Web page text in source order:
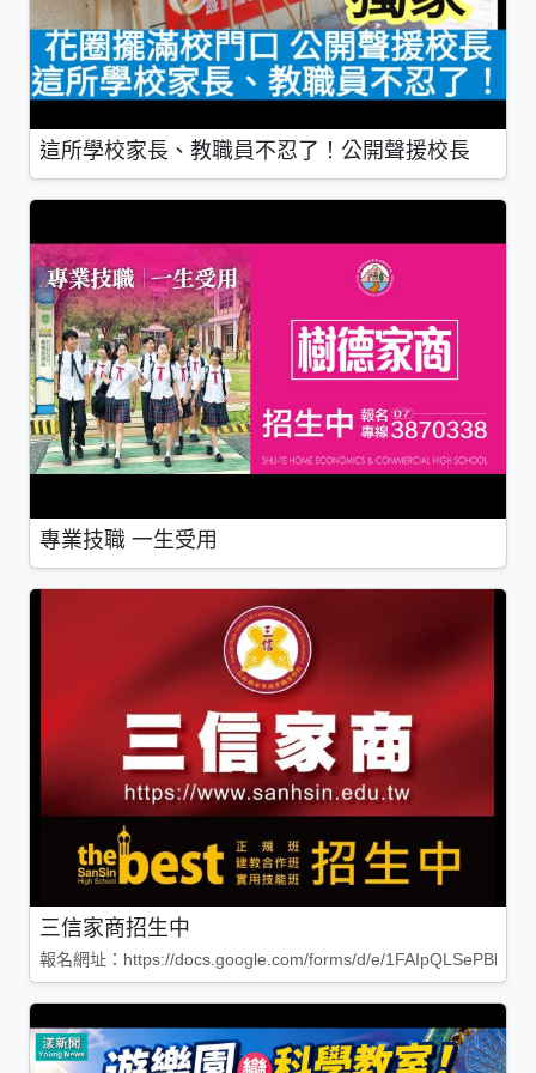
這所學校家長、教職員不忍了！公開聲援校長
專業技職 一生受用
三信家商招生中
報名網址：https://docs.google.com/forms/d/e/